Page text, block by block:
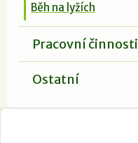
Běh na lyžích
Pracovní činnosti
Ostatní